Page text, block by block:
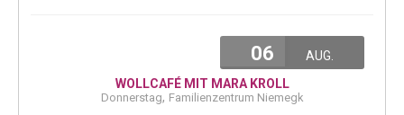
06
AUG.
WOLLCAFÉ MIT MARA KROLL
Donnerstag, Familienzentrum Niemegk